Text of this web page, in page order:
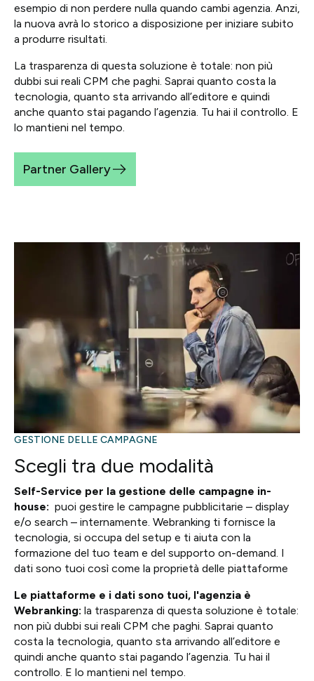
esempio di non perdere nulla quando cambi agenzia. Anzi,
la nuova avrà lo storico a disposizione per iniziare subito
a produrre risultati.
La trasparenza di questa soluzione è totale: non più
dubbi sui reali CPM che paghi. Saprai quanto costa la
tecnologia, quanto sta arrivando all’editore e quindi
anche quanto stai pagando l’agenzia. Tu hai il controllo. E
lo mantieni nel tempo.
Partner Gallery
GESTIONE DELLE CAMPAGNE
Scegli tra due modalità
Self-Service per la gestione delle campagne in-
house: puoi gestire le campagne pubblicitarie – display
e/o search – internamente. Webranking ti fornisce la
tecnologia, si occupa del setup e ti aiuta con la
formazione del tuo team e del supporto on-demand. I
dati sono tuoi così come la proprietà delle piattaforme
Le piattaforme e i dati sono tuoi, l'agenzia è
Webranking: la trasparenza di questa soluzione è totale:
non più dubbi sui reali CPM che paghi. Saprai quanto
costa la tecnologia, quanto sta arrivando all’editore e
quindi anche quanto stai pagando l’agenzia. Tu hai il
controllo. E lo mantieni nel tempo.